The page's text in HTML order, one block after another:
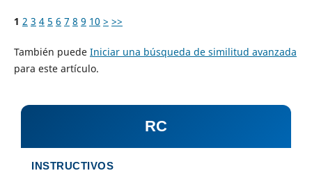
1 2 3 4 5 6 7 8 9 10 > >>
También puede Iniciar una búsqueda de similitud avanzada
para este artículo.
RC
INSTRUCTIVOS